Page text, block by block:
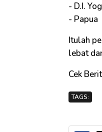
- D.I.
- Papua
Itulah
lebat
Cek
TAGS: